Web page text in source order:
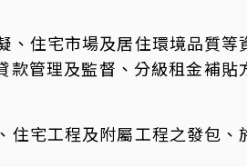
、住宅市場及居住環境品質
管理及監督、分級租金補貼
住宅工程及附屬工程之發包